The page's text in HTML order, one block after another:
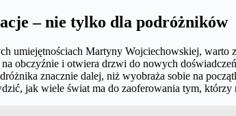
– nie tylko dla podróżników
umiejętnościach Martyny Wojciechowskiej,
obczyźnie i otwiera drzwi do nowych
znacznie dalej, niż wyobraża sobie na
jak wiele świat ma do zaoferowania tym,